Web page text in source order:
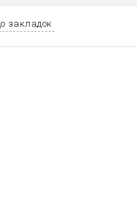
закладок